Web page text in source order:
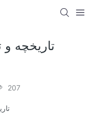
تاریخچه
207